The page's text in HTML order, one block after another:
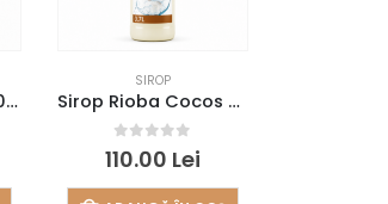
Sirop Rioba Alune 0.7l
SIROP
Sirop Rioba Cocos 0.7l
0out of 5
110.00 Lei